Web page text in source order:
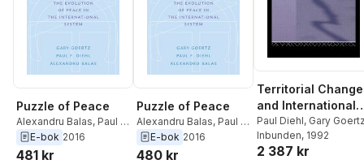
Puzzle of Peace
Alexandru Balas, Paul F.
Diehl,Gary Goertz
E-bok 2016
481 kr
Puzzle of Peace
Alexandru Balas, Paul F.
Diehl,Gary Goertz
E-bok 2016
480 kr
Territorial
and International
Conflict
Paul Diehl, Gary
Inbunden, 1992
2 387 kr